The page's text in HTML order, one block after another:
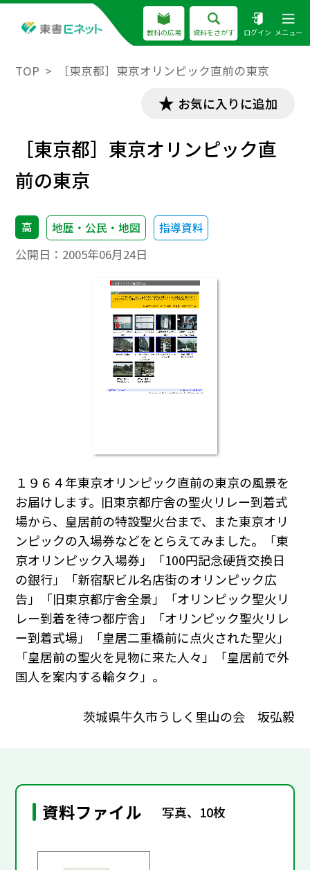
教科の広場 資料をさがす ログイン メニュー
TOP ［東京都］東京オリンピック直前の東京
お気に入りに追加
［東京都］東京オリンピック直
前の東京
高 地歴・公民・地図 指導資料
公開日： 2005年06月24日
１９６４年東京オリンピック直前の東京の風景を
お届けします。旧東京都庁舎の聖火リレー到着式
場から、皇居前の特設聖火台まで、また東京オリ
ンピックの入場券などをとらえてみました。「東
京オリンピック入場券」「100円記念硬貨交換日
の銀行」「新宿駅ビル名店街のオリンピック広
告」「旧東京都庁舎全景」「オリンピック聖火リ
レー到着を待つ都庁舎」「オリンピック聖火リレ
ー到着式場」「皇居二重橋前に点火された聖火」
「皇居前の聖火を見物に来た人々」「皇居前で外
国人を案内する輪タク」。
茨城県牛久市うしく里山の会 坂弘毅
資料ファイル 写真、10枚